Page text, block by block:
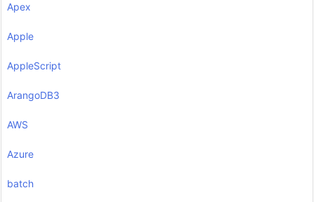
Apex
Apple
AppleScript
ArangoDB3
AWS
Azure
batch